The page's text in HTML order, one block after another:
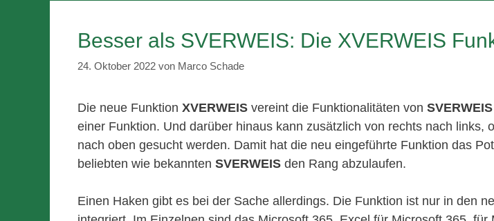
Besser als SVERWEIS: Die XVERWEIS
24. Oktober 2022 von Marco Schade
Die neue Funktion XVERWEIS vereint die Funktionalitäten von SVERWEIS
einer Funktion. Und darüber hinaus kann zusätzlich von rechts nach links,
nach oben gesucht werden. Damit hat die neu eingeführte Funktion das
beliebten wie bekannten SVERWEIS den Rang abzulaufen.
Einen Haken gibt es bei der Sache allerdings. Die Funktion ist nur in den